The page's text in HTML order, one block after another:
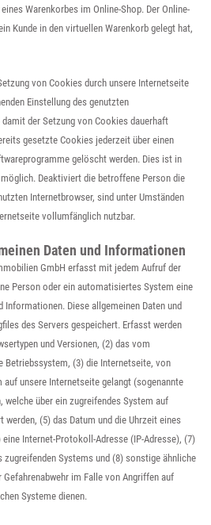
Warenkorbes im Online-Shop. Der Online-
Kunde in den virtuellen Warenkorb gelegt hat,
von Cookies durch unsere Internetseite
Einstellung des genutzten
der Setzung von Cookies dauerhaft
gesetzte Cookies jederzeit über einen
gelöscht werden. Dies ist in
Deaktiviert die betroffene Person die
Internetbrowser, sind unter Umständen
vollumfänglich nutzbar.
Daten und Informationen
GmbH erfasst mit jedem Aufruf der
Person oder ein automatisiertes System eine
Informationen. Diese allgemeinen Daten und
des Servers gespeichert. Erfasst werden
und Versionen, (2) das vom
Betriebssystem, (3) die Internetseite, von
auf unsere Internetseite gelangt (sogenannte
welche über ein zugreifendes System auf
(5) das Datum und die Uhrzeit eines
Internet-Protokoll-Adresse (IP-Adresse), (7)
zugreifenden Systems und (8) sonstige ähnliche
im Falle von Angriffen auf
Systeme dienen.